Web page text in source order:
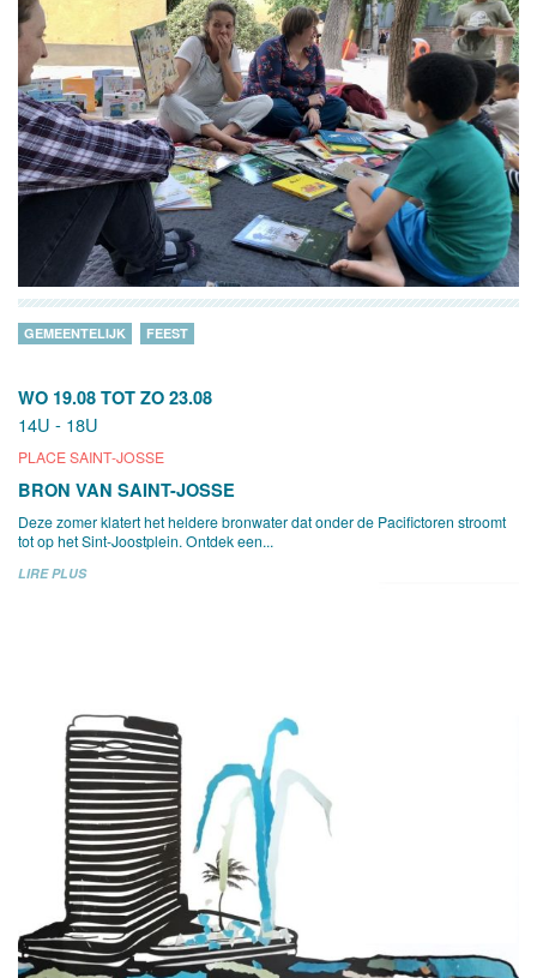
WO 19.08 TOT ZO 23.08
14U - 18U
PLACE SAINT-JOSSE
GEMEENTELIJK FEEST
BRON VAN SAINT-JOSSE
Deze zomer klatert het heldere bronwater dat onder de Pacifictoren stroomt
tot op het Sint-Joostplein. Ontdek een...
LIRE PLUS